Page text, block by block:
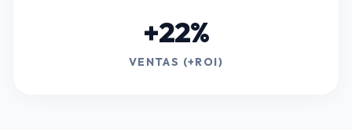
+22%
VENTAS (+ROI)